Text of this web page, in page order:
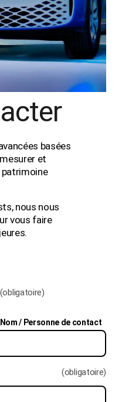
basées
et
patrimoine
nous nous
vous faire
(obligatoire)
Nom / Personne de contact
(obligatoire)